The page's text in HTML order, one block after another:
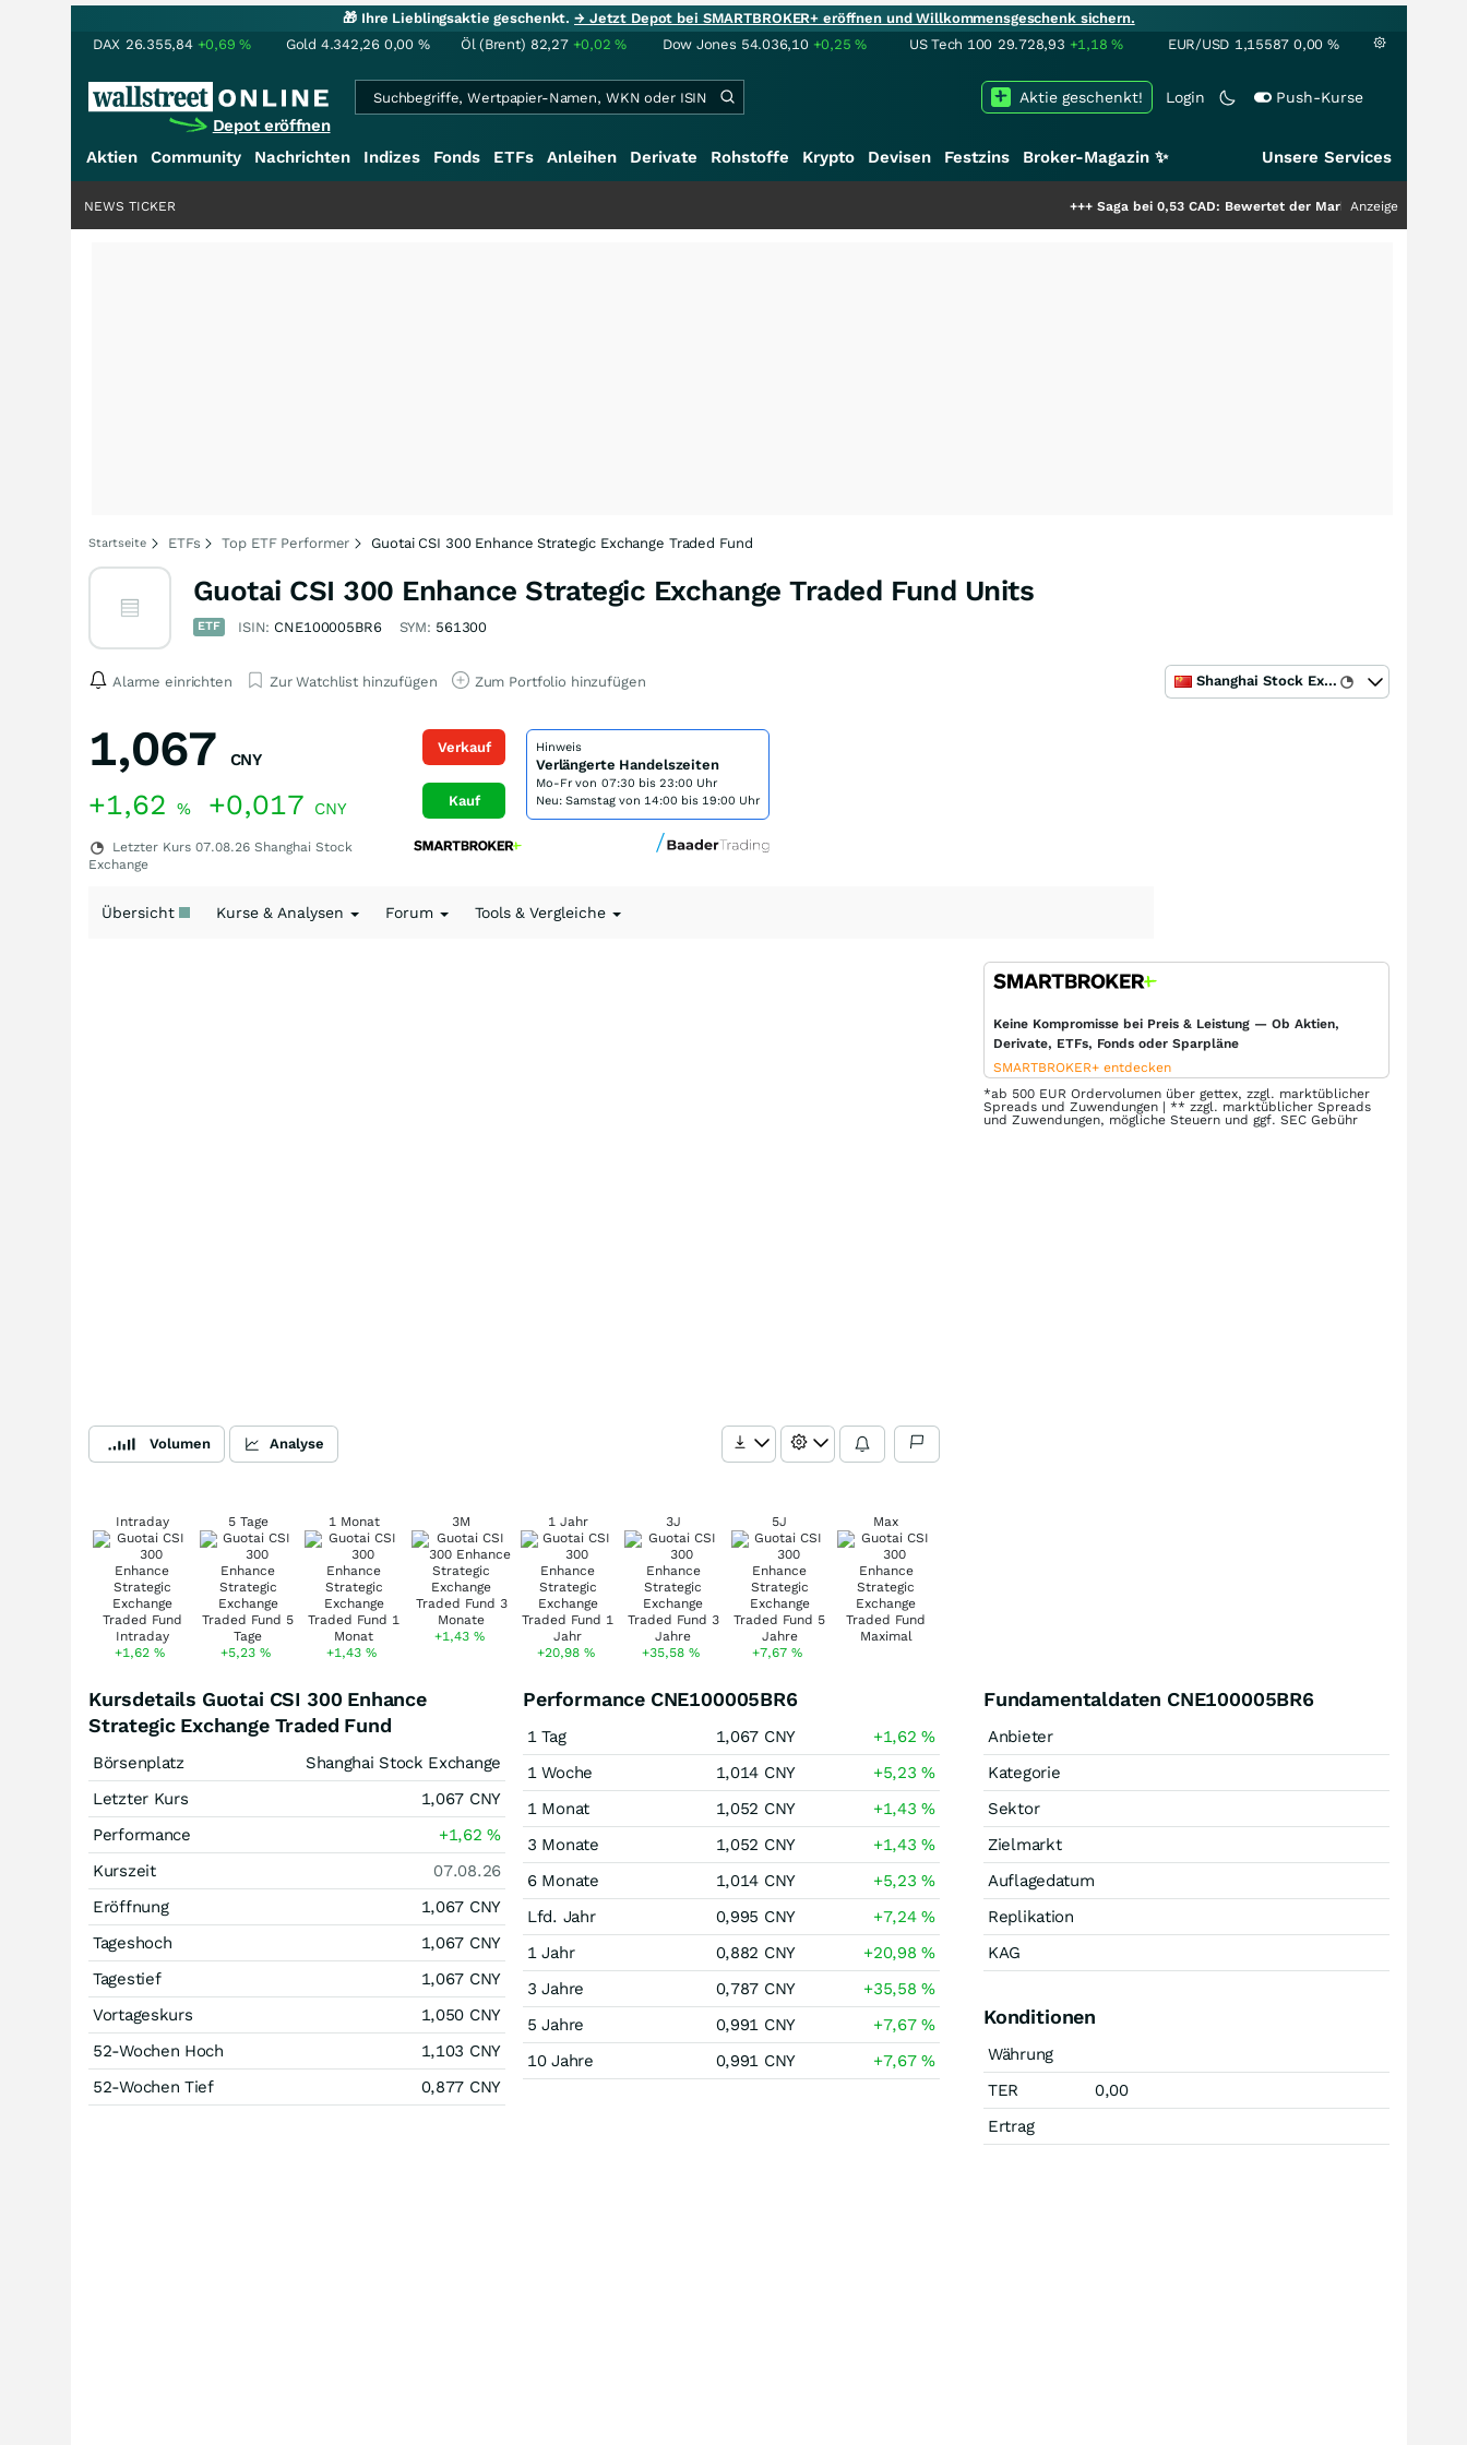
🎁 Ihre Lieblingsaktie geschenkt.→ Jetzt Depot bei SMARTBROKER+ eröffnen und Willkommensgeschenk sichern.
DAX 26.355,84 +0,69% Gold 4.342,26 0,00 % Öl (Brent) 82,27 +0,02% Dow Jones 54.036,10 +0,25% US Tech 100 29.728,93 +1,18% EUR/USD 1,15587 0,00 %
Depot eröffnen
Login Push-Kurse
Aktie geschenkt!
Aktien Community Nachrichten Indizes Fonds ETFs Anleihen Derivate Rohstoffe Krypto Devisen Festzins Broker-Magazin ✨ Unsere Services
Saga bei 0,53 CAD: Bewertet der Markt noch immer nur die Hälfte
Anzeige
NEWS TICKER
Startseite ETFs Top ETF Performer Guotai CSI 300 Enhance Strategic Exchange Traded Fund
Guotai CSI 300 Enhance Strategic Exchange Traded Fund Units
ETF ISIN: CNE100005BR6 SYM: 561300
Alarme einrichten Zur Watchlist hinzufügen Zum Portfolio hinzufügen Shanghai Stock Exchange
1,067 CNY
+1,62 % +0,017 CNY
Letzter Kurs 07.08.26 Shanghai Stock
Exchange
Verkauf
Kauf
Hinweis
Verlängerte Handelszeiten
Mo-Fr von 07:30 bis 23:00 Uhr
Neu: Samstag von 14:00 bis 19:00 Uhr
Übersicht Kurse & Analysen Forum Tools & Vergleiche
Volumen Analyse
Intraday
+1,62%
5 Tage
+5,23%
1 Monat
+1,43%
3M
+1,43 %
1 Jahr
+20,98 %
3J
+35,58%
5J
+7,67%
Max
Keine Kompromisse bei Preis & Leistung — Ob Aktien,
Derivate, ETFs, Fonds oder Sparpläne
SMARTBROKER+ entdecken
*ab 500 EUR Ordervolumen über gettex, zzgl. marktüblicher
Spreads und Zuwendungen | ** zzgl. marktüblicher Spreads
und Zuwendungen, mögliche Steuern und ggf. SEC Gebühr
Kursdetails Guotai CSI 300 Enhance
Strategic Exchange Traded Fund
Börsenplatz
Shanghai Stock Exchange
Letzter Kurs
1,067 CNY
Performance
+1,62%
Kurszeit
07.08.26
Eröffnung
1,067 CNY
Tageshoch
1,067 CNY
Tagestief
1,067 CNY
Vortageskurs
1,050 CNY
52-Wochen Hoch
1,103 CNY
52-Wochen Tief
0,877 CNY
Performance CNE100005BR6
1 Tag 1,067 CNY +1,62%
1 Woche
1,014 CNY +5,23%
1 Monat
1,052 CNY +1,43%
3 Monate
1,052 CNY +1,43%
6 Monate
1,014 CNY +5,23%
Lfd. Jahr
0,995 CNY +7,24%
1 Jahr
0,882 CNY +20,98%
3 Jahre
0,787 CNY +35,58%
5 Jahre
0,991 CNY +7,67%
10 Jahre
0,991 CNY +7,67%
Fundamentaldaten CNE100005BR6
Anbieter
Kategorie
Sektor
Zielmarkt
Auflagedatum
Replikation
KAG
Konditionen
Währung
TER
0,00
Ertrag